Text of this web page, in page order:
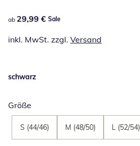
29,99 €
ab 29,99 € Sale
inkl. MwSt. zzgl. Versand
schwarz
Größe
S (44/46) M (48/50) L (52/54)